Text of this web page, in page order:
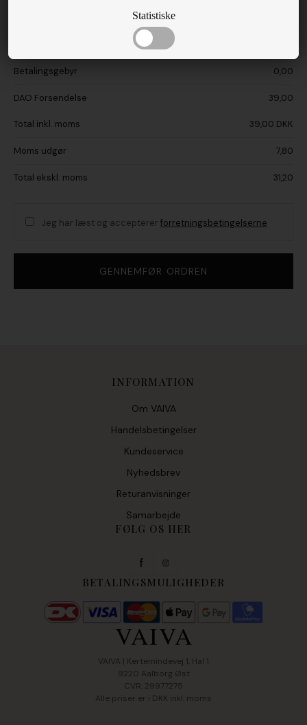
Statistiske
Betalingsgebyr 0,00
DAO Forsendelse 39,00
Total inkl. moms 39,00 DKK
Moms udgør 7,80
Total ekskl. moms 31,20
Jeg har læst og accepterer forretningsbetingelserne
VAIVA | Kertemindevej 1, Hal 1
9220 Aalborg Øst
CVR: 29977275
Alle priser er i DKK inkl. moms
BETALINGSMULIGHEDER
INFORMATION
Om VAIVA
Handelsbetingelser
Kundeservice
Nyhedsbrev
Returanvisninger
Samarbejde
FØLG OS HER
f